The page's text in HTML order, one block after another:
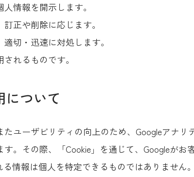
情報を開示します。
正や削除に応じます。
切・迅速に対処します。
れるものです。
について
ユーザビリティの向上のため、Googleアナ
。その際、「Cookie」を通じて、Googleがお
情報は個人を特定できるものではありません。